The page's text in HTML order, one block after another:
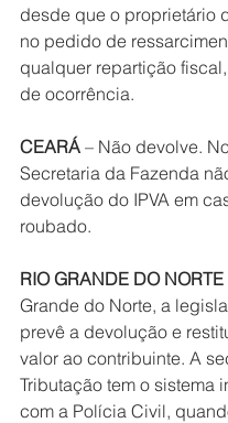
desde que o proprietário
no pedido de
qualquer repartição
de ocorrência.
CEARÁ – Não devolve.
Secretaria da Fazenda
devolução do IPVA em
roubado.
RIO GRANDE DO NORTE
Grande do Norte, a
prevê a devolução e
valor ao contribuinte. A
Tributação tem o sistema
com a Polícia Civil,